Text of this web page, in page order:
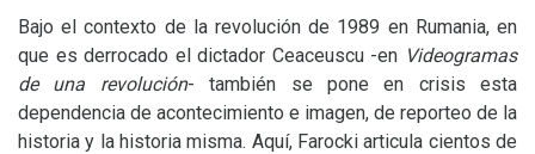
Bajo el contexto de la revolución de 1989 en Rumania, en
que es derrocado el dictador Ceaceuscu -en Videogramas
de una revolución-
también se pone en crisis esta
dependencia de acontecimiento e imagen, de reporteo de la
historia y la historia misma. Aquí, Farocki articula cientos de